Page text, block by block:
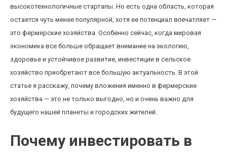
высокотехнологичные стартапы. Но есть одна область, которая
остается чуть менее популярной, хотя ее потенциал впечатляет —
это фермерские хозяйства. Особенно сейчас, когда мировая
экономика все больше обращает внимание на экологию,
здоровье и устойчивое развитие, инвестиции в сельское
хозяйство приобретают все большую актуальность. В этой
статье я расскажу, почему вложения именно в фермерские
хозяйства — это не только выгодно, но и очень важно для
будущего нашей планеты и городских жителей.
Почему инвестировать в